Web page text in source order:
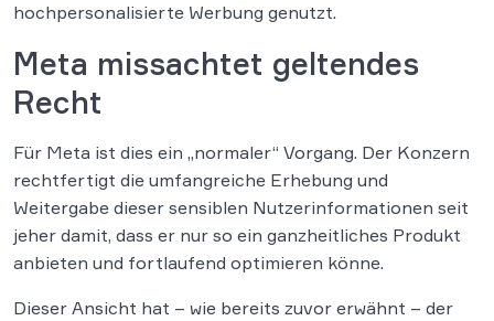
hochpersonalisierte Werbung genutzt.
Meta missachtet geltendes
Recht
Für Meta ist dies ein „normaler“ Vorgang. Der Konzern
rechtfertigt die umfangreiche Erhebung und
Weitergabe dieser sensiblen Nutzerinformationen seit
jeher damit, dass er nur so ein ganzheitliches Produkt
anbieten und fortlaufend optimieren könne.
Dieser Ansicht hat – wie bereits zuvor erwähnt – der